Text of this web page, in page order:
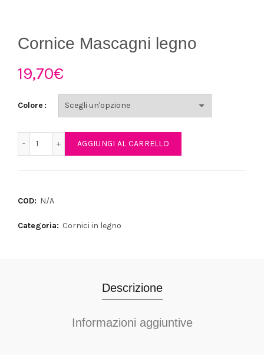
Cornice Mascagni legno
19,70€
Colore
AGGIUNGI AL CARRELLO
COD: N/A
Categoria: Cornici in legno
Descrizione
Informazioni aggiuntive